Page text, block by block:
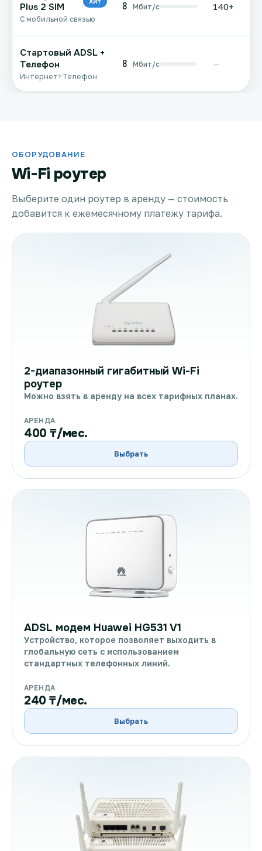
Plus 2 SIM
С мобильной связью
8 Мбит/с 140+
Стартовый ADSL +
Телефон
Интернет+Телефон
8 Мбит/с —
ОБОРУДОВАНИЕ
Wi-Fi роутер
Выберите один роутер в аренду — стоимость
добавится к ежемесячному платежу тарифа.
2-диапазонный гигабитный Wi-Fi
роутер
Можно взять в аренду на всех тарифных планах.
АРЕНДА
400 ₸/мес.
Выбрать
ADSL модем Huawei HG531 V1
Устройство, которое позволяет выходить в
глобальную сеть с использованием
стандартных телефонных линий.
АРЕНДА
240 ₸/мес.
Выбрать